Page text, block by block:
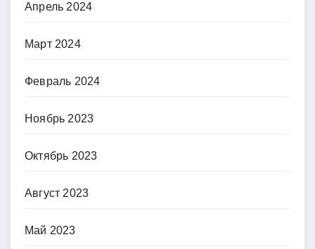
Апрель 2024
Март 2024
Февраль 2024
Ноябрь 2023
Октябрь 2023
Август 2023
Май 2023